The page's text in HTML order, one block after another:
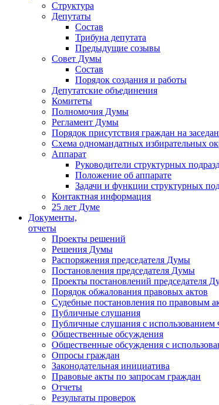
Структура
Депутаты
Состав
Трибуна депутата
Предыдущие созывы
Совет Думы
Состав
Порядок создания и работы
Депутатские объединения
Комитеты
Полномочия Думы
Регламент Думы
Порядок присутствия граждан на
Схема одномандатных избирательных
Аппарат
Руководители структурных
Положение об аппарате
Задачи и функции структурных
Контактная информация
25 лет Думе
Документы,
отчеты
Проекты решений
Решения Думы
Распоряжения председателя Думы
Постановления председателя Думы
Проекты постановлений председателя
Порядок обжалования правовых актов
Судебные постановления по правовым
Публичные слушания
Публичные слушания с
Общественные обсуждения
Общественные обсуждения с
Опросы граждан
Законодательная инициатива
Правовые акты по запросам граждан
Отчеты
Результаты проверок